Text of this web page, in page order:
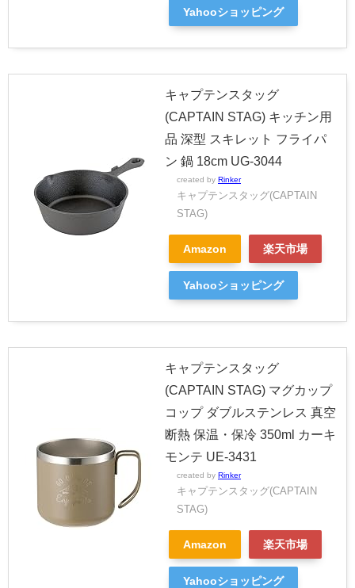
Yahooショッピング
キャプテンスタッグ
(CAPTAIN STAG) キッチン用
品 深型 スキレット フライパ
ン 鍋 18cm UG-3044
created by Rinker
キャプテンスタッグ(CAPTAIN
STAG)
Amazon 楽天市場
Yahooショッピング
キャプテンスタッグ
(CAPTAIN STAG) マグカップ
コップ ダブルステンレス 真空
断熱 保温・保冷 350ml カーキ
モンテ UE-3431
created by Rinker
キャプテンスタッグ(CAPTAIN
STAG)
Amazon 楽天市場
Yahooショッピング